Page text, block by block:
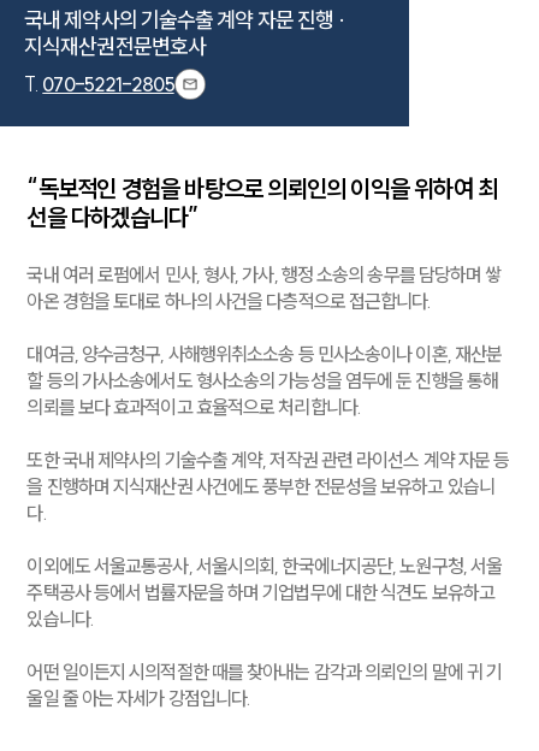
국내 제약사의 기술수출 계약 자문 진행 ·
지식재산권전문변호사
T. 070-5221-2805
“독보적인 경험을 바탕으로 의뢰인의 이익을 위하여 최
선을 다하겠습니다”
국내 여러 로펌에서 민사, 형사, 가사, 행정 소송의 송무를 담당하며 쌓
아온 경험을 토대로 하나의 사건을 다층적으로 접근합니다.
대여금, 양수금청구, 사해행위취소소송 등 민사소송이나 이혼, 재산분
할 등의 가사소송에서도 형사소송의 가능성을 염두에 둔 진행을 통해
의뢰를 보다 효과적이고 효율적으로 처리합니다.
또한 국내 제약사의 기술수출 계약, 저작권 관련 라이선스 계약 자문 등
을 진행하며 지식재산권 사건에도 풍부한 전문성을 보유하고 있습니
다.
이외에도 서울교통공사, 서울시의회, 한국에너지공단, 노원구청, 서울
주택공사 등에서 법률자문을 하며 기업법무에 대한 식견도 보유하고
있습니다.
어떤 일이든지 시의적절한 때를 찾아내는 감각과 의뢰인의 말에 귀 기
울일 줄 아는 자세가 강점입니다.